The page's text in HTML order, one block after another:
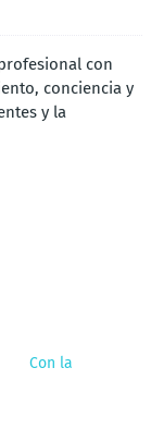
con
conciencia y
y la
Con la